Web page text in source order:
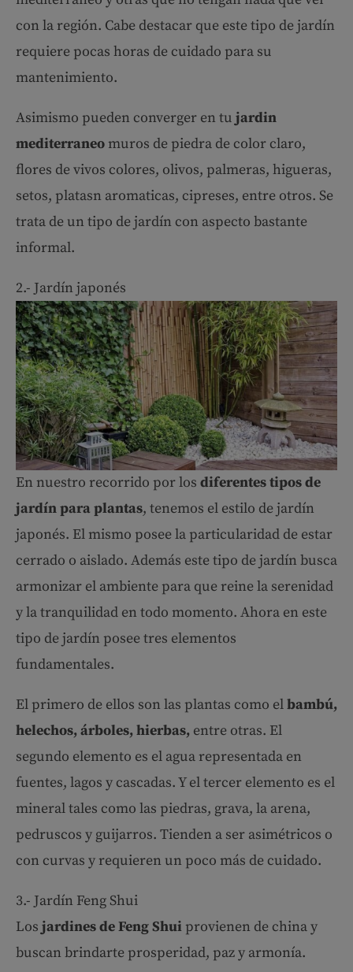
con la región. Cabe destacar que este tipo de jardín
requiere pocas horas de cuidado para su
mantenimiento.
Asimismo pueden converger en tu jardin
mediterraneomuros de piedra de color claro,
flores de vivos colores, olivos, palmeras, higueras,
setos, platasn aromaticas, cipreses, entre otros. Se
trata de un tipo de jardín con aspecto bastante
informal.
2.- Jardín japonés
En nuestro recorrido por los diferentes tipos de
jardín para plantas, tenemos el estilo de jardín
japonés. El mismo posee la particularidad de estar
cerrado o aislado. Además este tipo de jardín busca
armonizar el ambiente para que reine la serenidad
y la tranquilidad en todo momento. Ahora en este
tipo de jardín posee tres elementos
fundamentales.
El primero de ellos son las plantas como elbambú,
helechos, árboles, hierbas, entre otras. El
segundo elemento es el agua representada en
fuentes, lagos y cascadas. Y el tercer elemento es el
mineral tales como las piedras, grava, la arena,
pedruscos y guijarros. Tienden a ser asimétricos o
con curvas y requieren un poco más de cuidado.
3.- Jardín Feng Shui
Los jardines de Feng Shuiprovienen de china y
buscan brindarte prosperidad, paz y armonía.